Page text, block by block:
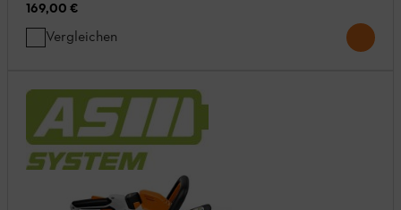
169,00 €
Vergleichen